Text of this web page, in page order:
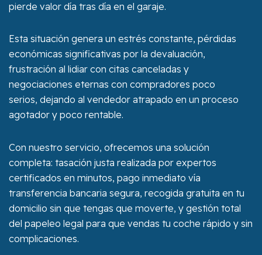
pierde valor día tras día en el garaje.
Esta situación genera un estrés constante, pérdidas
económicas significativas por la devaluación,
frustración al lidiar con citas canceladas y
negociaciones eternas con compradores poco
serios, dejando al vendedor atrapado en un proceso
agotador y poco rentable.
Con nuestro servicio, ofrecemos una solución
completa: tasación justa realizada por expertos
certificados en minutos, pago inmediato vía
transferencia bancaria segura, recogida gratuita en tu
domicilio sin que tengas que moverte, y gestión total
del papeleo legal para que vendas tu coche rápido y sin
complicaciones.